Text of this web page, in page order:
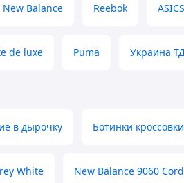
New Balance Reebok ASICS
de luxe Puma Украина
в дырочку Ботинки
White New Balance 9060